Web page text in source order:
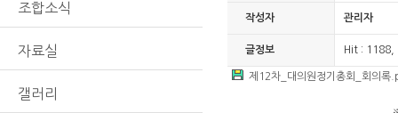
조합소식
자료실
갤러리
작성자 관리자
글정보 Hit :
제12차_대의원정기총회_회의록